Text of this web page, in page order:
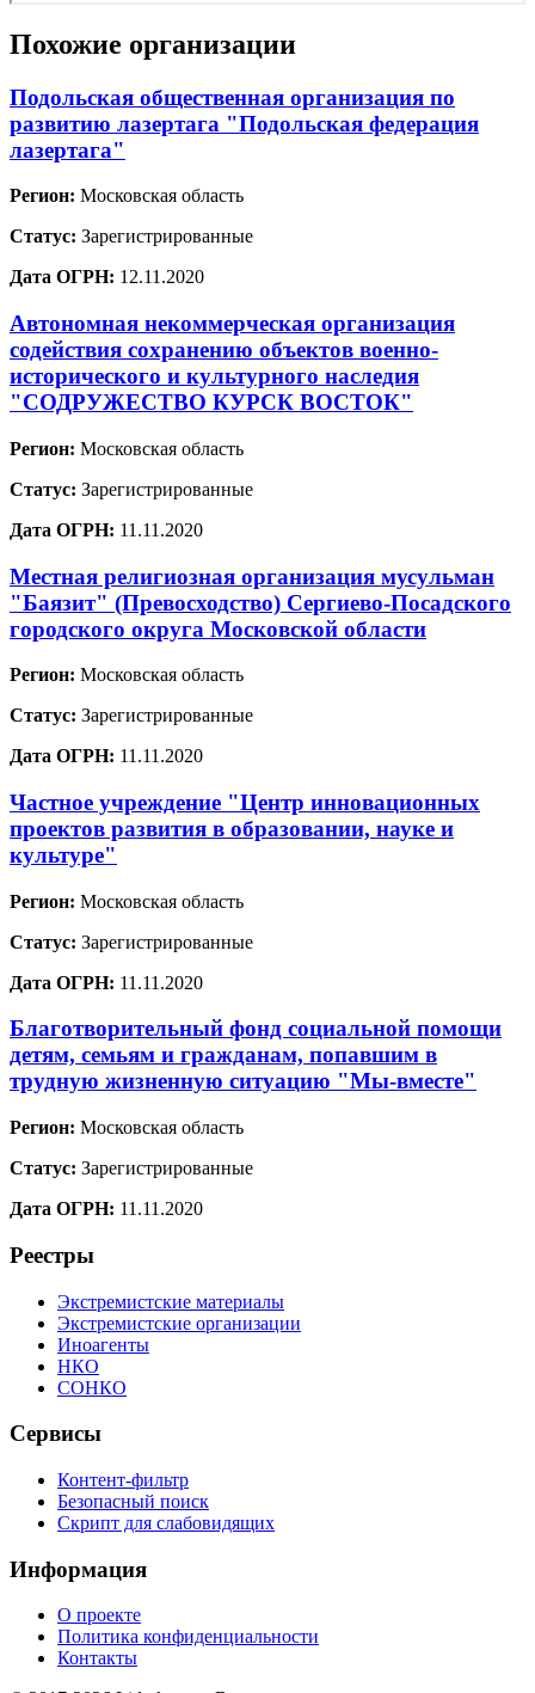
Похожие организации
Подольская общественная организация по
развитию лазертага "Подольская федерация
лазертага"
Регион: Московская область
Статус: Зарегистрированные
Дата ОГРН: 12.11.2020
Автономная некоммерческая организация
содействия сохранению объектов военно-
исторического и культурного наследия
"СОДРУЖЕСТВО КУРСК ВОСТОК"
Регион: Московская область
Статус: Зарегистрированные
Дата ОГРН: 11.11.2020
Местная религиозная организация мусульман
"Баязит" (Превосходство) Сергиево-Посадского
городского округа Московской области
Регион: Московская область
Статус: Зарегистрированные
Дата ОГРН: 11.11.2020
Частное учреждение "Центр инновационных
проектов развития в образовании, науке и
культуре"
Регион: Московская область
Статус: Зарегистрированные
Дата ОГРН: 11.11.2020
Благотворительный фонд социальной помощи
детям, семьям и гражданам, попавшим в
трудную жизненную ситуацию "Мы-вместе"
Регион: Московская область
Статус: Зарегистрированные
Дата ОГРН: 11.11.2020
Реестры
Экстремистские материалы
Экстремистские организации
Иноагенты
НКО
СОНКО
Сервисы
Контент-фильтр
Безопасный поиск
Скрипт для слабовидящих
Информация
О проекте
Политика конфиденциальности
Контакты